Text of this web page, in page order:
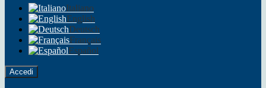
Italiano
English
Deutsch
Français
Español
Accedi